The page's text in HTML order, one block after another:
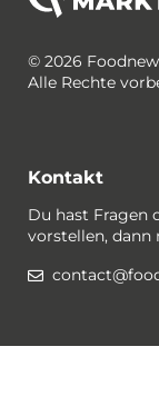
© 2026
Alle Rechte
Kontakt
Du hast Fragen
vorstellen, dann